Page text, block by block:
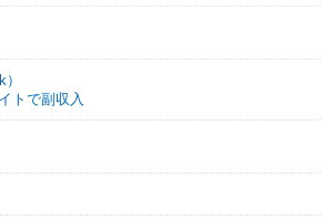
トで副収入